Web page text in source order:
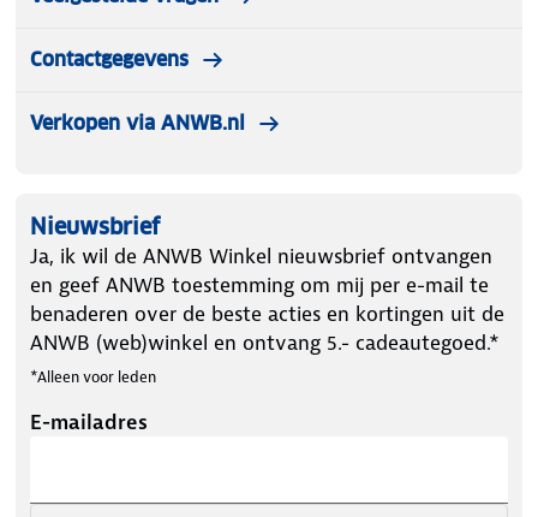
Contactgegevens
Verkopen via ANWB.nl
Nieuwsbrief
Ja, ik wil de ANWB Winkel nieuwsbrief ontvangen
en geef ANWB toestemming om mij per e-mail te
benaderen over de beste acties en kortingen uit de
ANWB (web)winkel en ontvang 5.- cadeautegoed.*
*Alleen voor leden
E-mailadres